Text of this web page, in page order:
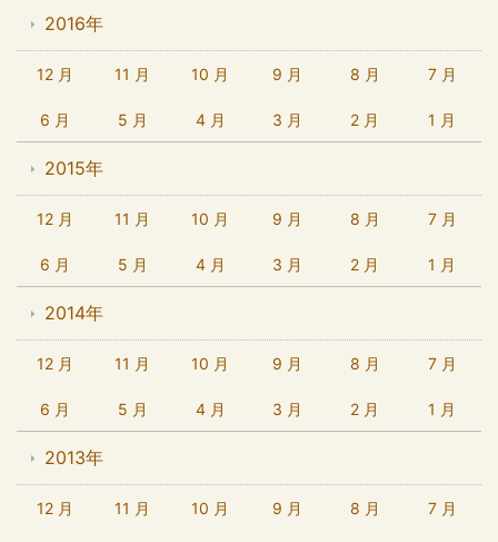
2016年
12 月 11 月 10 月 9 月 8 月 7 月
6 月 5 月 4 月 3 月 2 月 1 月
2015年
12 月 11 月 10 月 9 月 8 月 7 月
6 月 5 月 4 月 3 月 2 月 1 月
2014年
12 月 11 月 10 月 9 月 8 月 7 月
6 月 5 月 4 月 3 月 2 月 1 月
2013年
12 月 11 月 10 月 9 月 8 月 7 月